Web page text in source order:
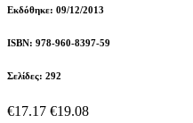
Εκδόθηκε: 09/12/2013
ISBN: 978-960-8397-59
Σελίδες: 292
€17.17 €19.08